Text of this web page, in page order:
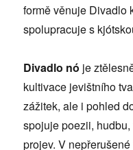
formě věnuje Divadlo
spolupracuje s
Divadlo nó je
kultivace jevištního
zážitek, ale i pohled
spojuje poezii,
projev. V